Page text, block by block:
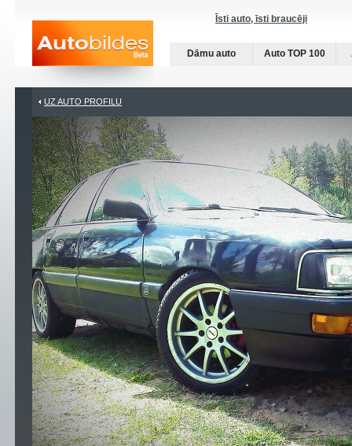
Īsti auto, īsti braucēji
Dāmu auto Auto TOP 100
UZ AUTO PROFILU